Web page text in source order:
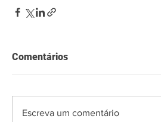
Comentários
Escreva um comentário